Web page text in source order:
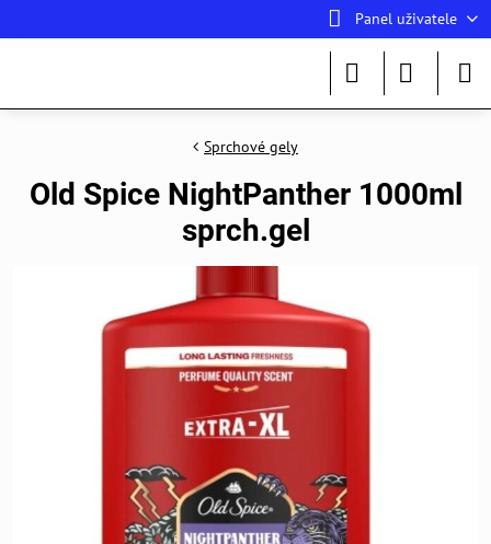
Panel uživatele
Sprchové gely
Old Spice NightPanther 1000ml
sprch.gel